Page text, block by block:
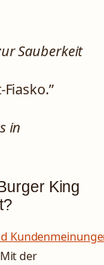
Sauberkeit
in
King
der